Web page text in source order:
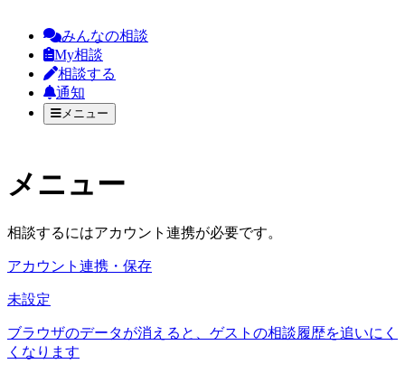
みんなの相談
My相談
相談する
通知
メニュー
メニュー
相談するにはアカウント連携が必要です。
アカウント連携・保存
未設定
ブラウザのデータが消えると、ゲストの相談履歴を追いにく
くなります